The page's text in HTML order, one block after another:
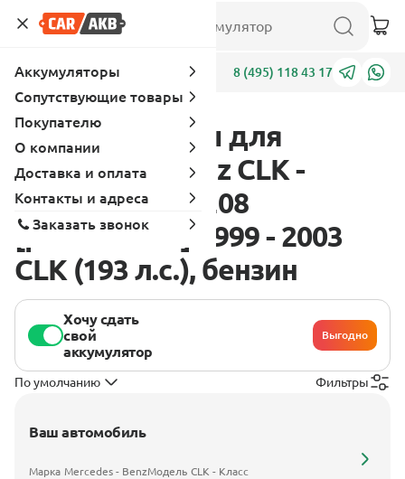
Адреса 8 (495) 118 43 17
Аккумуляторы для
Mercedes - Benz CLK -
Класс W208-A208
[рестайлинг] 1999 - 2003
CLK (193 л.с.), бензин
Хочу сдать
свой
аккумулятор
Выгодно
По умолчанию Фильтры
Ваш автомобиль
Марка Mercedes - BenzМодель CLK - Класс
Аккумуляторы
Сопутствующие товары
Покупателю
О компании
Доставка и оплата
Контакты и адреса
Заказать звонок